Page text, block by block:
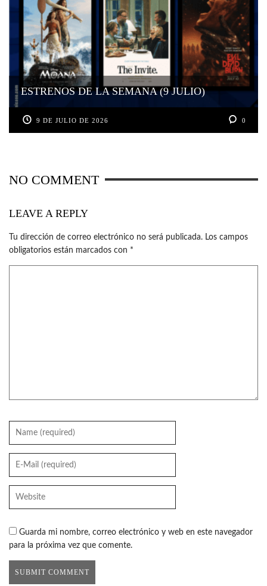
ESTRENOS DE LA SEMANA (9 JULIO)
9 DE JULIO DE 2026 0
NO COMMENT
LEAVE A REPLY
Tu dirección de correo electrónico no será publicada. Los campos
obligatorios están marcados con *
Guarda mi nombre, correo electrónico y web en este navegador
para la próxima vez que comente.